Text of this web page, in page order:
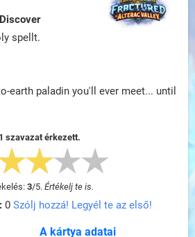
Discover
spellt.
earth paladin you'll ever meet... until
1 szavazat érkezett.
3/5. Értékelj te is.
0 Szólj hozzá! Legyél te az első!
A kártya adatai